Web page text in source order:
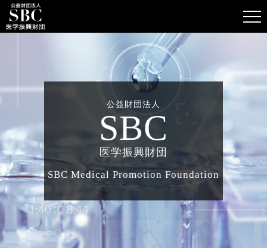
財団について
助成事業
お知らせ
お問い合わせ
公益財団法人
SBC
医学振興財団
SBC Medical Promotion Foundation